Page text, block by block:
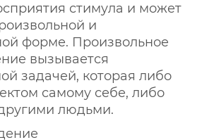
стимула и может
и
форме. Произвольное
вызывается
задачей, которая либо
самому себе, либо
людьми.